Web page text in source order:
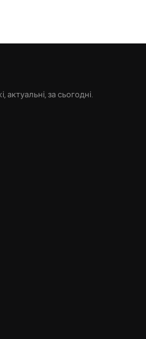
актуальні, за сьогодні.